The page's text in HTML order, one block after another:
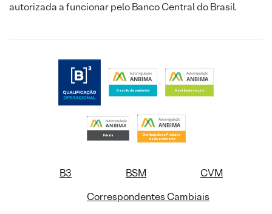
autorizada a funcionar pelo Banco Central do Brasil.
B3 BSM
CVM
Correspondentes Cambiais